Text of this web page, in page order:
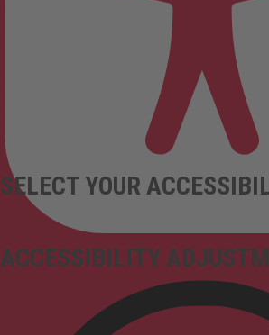
ACCESSIBILITY
SELECT YOUR